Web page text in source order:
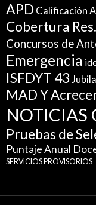
APD Calificación
Cobertura
Concursos de
Emergencia
ISFDYT 43
MAD Y
NOTICIAS
Pruebas de
Puntaje Anual
SERVICIOS PROVISORIOS